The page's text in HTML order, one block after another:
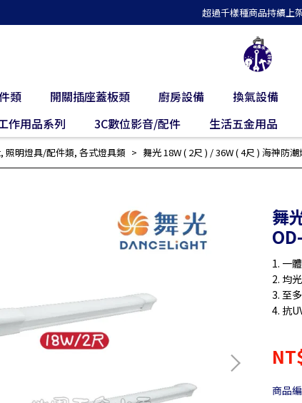
超過千樣種商品持續上
類 開關插座蓋板類 廚房設備 換氣設備
作用品系列 3C數位影音/配件 生活五金用品
, 照明燈具/配件類, 各式燈具類 舞光 18W ( 2尺 ) / 36W ( 4尺 ) 海神防
舞
1. 一
2. 均
3. 至
4. 抗
商品